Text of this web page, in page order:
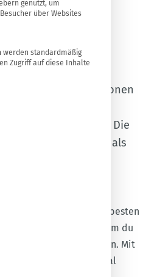
mehrere Generationen
Reinigungsmittel. Die
braucht nicht mehr als
möchtest, finde am besten
geht ganz einfach, indem du
sie beginnen einzuziehen. Mit
sie komplett ins Material
genutzt, um
über Websites
standardmäßig
Zugriff auf diese Inhalte